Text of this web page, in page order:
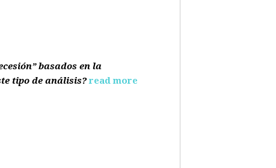
basados en la
tipo de análisis? read more